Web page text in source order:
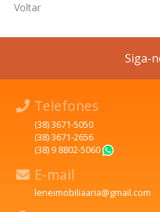
Voltar
Siga-
Telefones
(38) 3671-5050
(38) 3671-2656
(38) 9 8802-5060
E-mail
leneimobiliaaria@gmail.com